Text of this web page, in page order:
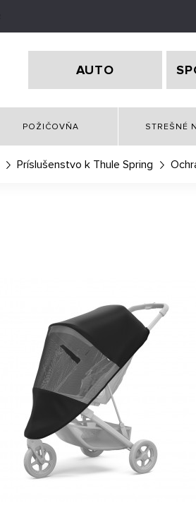
AUTO
POŽIČOVŇA STREŠNÉ
Príslušenstvo k Thule Spring